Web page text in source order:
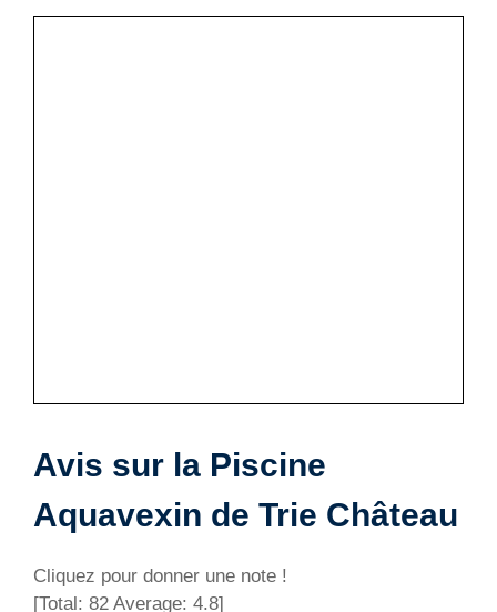
Avis sur la Piscine
Aquavexin de Trie Château
Cliquez pour donner une note !
[Total: 82 Average: 4.8]